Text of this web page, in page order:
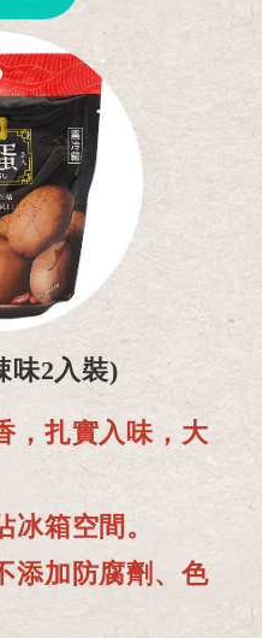
味2入裝)
，扎實入味，大
箱空間。
添加防腐劑、色